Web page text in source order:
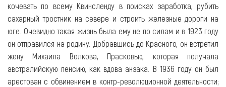
кочевать по всему Квинсленду в поисках заработка, рубить
сахарный тростник на севере и строить железные дороги на
юге. Очевидно такая жизнь была ему не по силам и в 1923 году
он отправился на родину. Добравшись до Красного, он встретил
жену Михаила Волкова, Прасковью, которая получала
австралийскую пенсию, как вдова анзака. В 1936 году он был
арестован с обвинением в контр-революционной деятельности;